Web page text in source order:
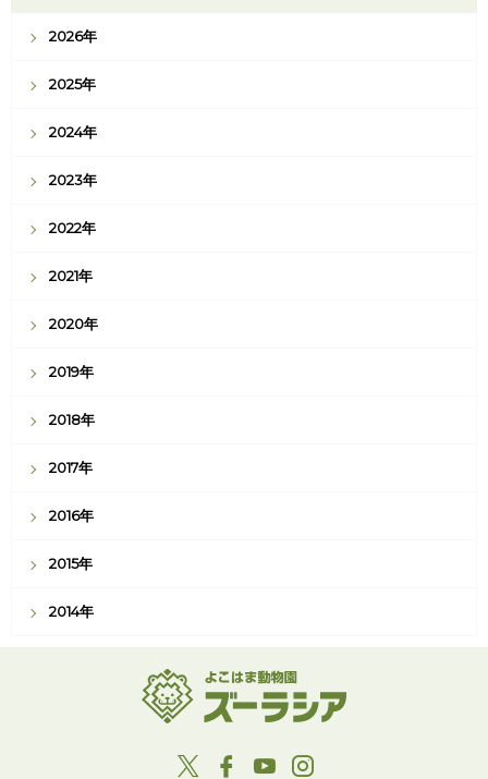
2026年
2025年
2024年
2023年
2022年
2021年
2020年
2019年
2018年
2017年
2016年
2015年
2014年